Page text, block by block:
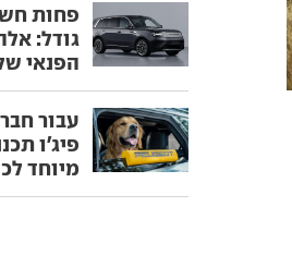
פחות
גודל:
הפנאי
עבור
פיג'ו
מיוחד